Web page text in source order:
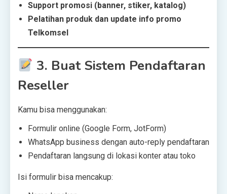
Support promosi (banner, stiker, katalog)
Pelatihan produk dan update info promo
Telkomsel
3. Buat Sistem Pendaftaran
Reseller
Kamu bisa menggunakan:
Formulir online (Google Form, JotForm)
WhatsApp business dengan auto-reply pendaftaran
Pendaftaran langsung di lokasi konter atau toko
Isi formulir bisa mencakup: